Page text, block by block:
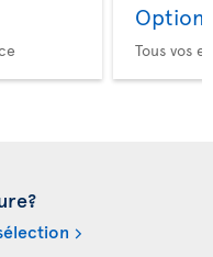
Option
Tous vos